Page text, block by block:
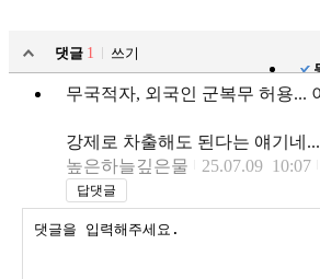
댓글 1
쓰기
무국적자, 외국인 군복무 허용...
강제로 차출해도 된다는 얘기네...
높은하늘깊은물
25.07.09 10:07
답댓글